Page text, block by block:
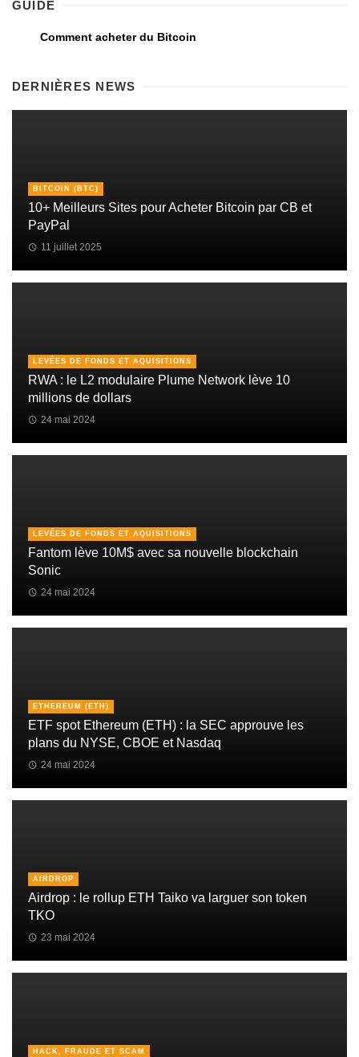
GUIDE
Comment acheter du Bitcoin
DERNIÈRES NEWS
BITCOIN (BTC)
10+ Meilleurs Sites pour Acheter Bitcoin par CB et
PayPal
11 juillet 2025
LEVÉES DE FONDS ET AQUISITIONS
RWA : le L2 modulaire Plume Network lève 10
millions de dollars
24 mai 2024
LEVÉES DE FONDS ET AQUISITIONS
Fantom lève 10M$ avec sa nouvelle blockchain
Sonic
24 mai 2024
ETHEREUM (ETH)
ETF spot Ethereum (ETH) : la SEC approuve les
plans du NYSE, CBOE et Nasdaq
24 mai 2024
AIRDROP
Airdrop : le rollup ETH Taiko va larguer son token
TKO
23 mai 2024
HACK, FRAUDE ET SCAM